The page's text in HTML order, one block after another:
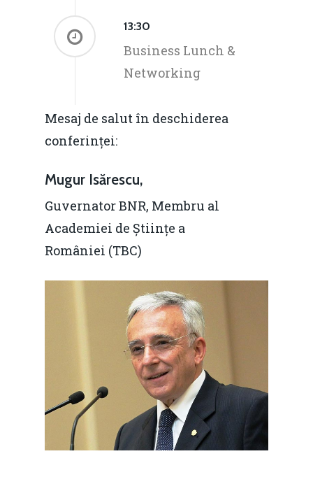
13:30
Business Lunch &
Networking
Mesaj de salut în deschiderea
conferinței:
Mugur Isărescu,
Guvernator BNR, Membru al
Academiei de Științe a
României (TBC)